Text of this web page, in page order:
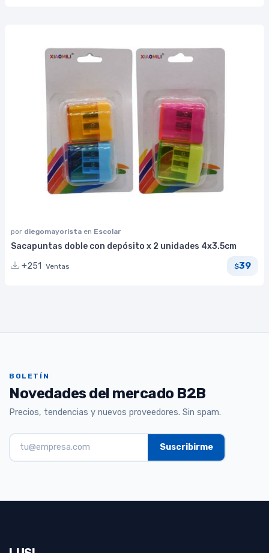
por diegomayorista en Escolar
Sacapuntas doble con depósito x 2 unidades 4x3.5cm
+251
Ventas $39
BOLETÍN
Novedades del mercado B2B
Precios, tendencias y nuevos proveedores. Sin spam.